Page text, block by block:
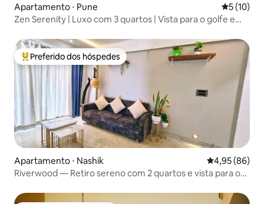
Apartamento ⋅ Pune 5 de uma
5 (10)
Zen Serenity | Luxo com 3 quartos | Vista para o golfe e
Entre os melhores preferidos dos hóspedes
Preferido dos hóspedes
Apartamento ⋅ Nashik 4,95 de uma
4,95 (86)
Riverwood — Retiro sereno com 2 quartos e vista para o